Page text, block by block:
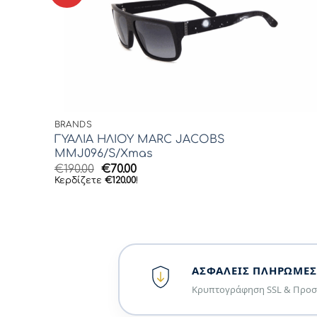
BRANDS
ΓΥΑΛΙΑ ΗΛΙΟΥ MARC JACOBS
MMJ096/S/Xmas
€190.00 Original
price
€70.00Η
τρέχουσα
Κερδίζετε €120.00!
ΑΣΦΑΛΕΊΣ ΠΛΗΡΩΜΈΣ
Κρυπτογράφηση SSL &